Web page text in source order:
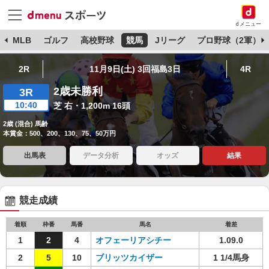
dメニュー
MLB ゴルフ 高校野球 競馬 Jリーグ プロ野球（2軍）
2R 11月9日(土) 3回福島3日 4R
3R
10:40
2歳未勝利
芝 右・1,200m 16頭
2歳 (混合) 馬齢
本賞金：500、200、130、75、50万円
出馬表 データ分析 オッズ 結果
競走成績
着順 枠番 馬番 馬名 着差
1 2 4 オフェーリアシチー
1.09.0
2
5 10 ブリッツカイザー 1 1/4馬身